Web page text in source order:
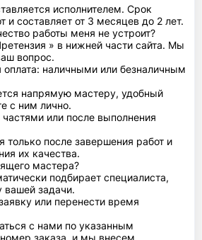
исполнителем. Срок
и составляет от 3 месяцев до 2 лет.
работы меня не устроит?
» в нижней части сайта. Мы
вопрос.
оплата: наличными или безналичным
напрямую мастеру, удобный
с ним лично.
или после выполнения
только после завершения работ и
их качества.
мастера?
подбирает специалиста,
вашей задачи.
или перенести время
с нами по указанным
заказа, и мы внесем